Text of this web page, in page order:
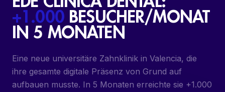
GOOGLE & CHATGPT
POSITIONIERUNG
PATIENTENREAKTIVIERUNG
ZAHNARZTPRAXEN
DENTAL-DIENSTLEISTER
AUSBILDUNG
+1.000 BESUCHER/MONAT
IN 5 MONATEN
Eine neue universitäre Zahnklinik in Valencia, die
ihre gesamte digitale Präsenz von Grund auf
aufbauen musste. In 5 Monaten erreichte sie +1.000